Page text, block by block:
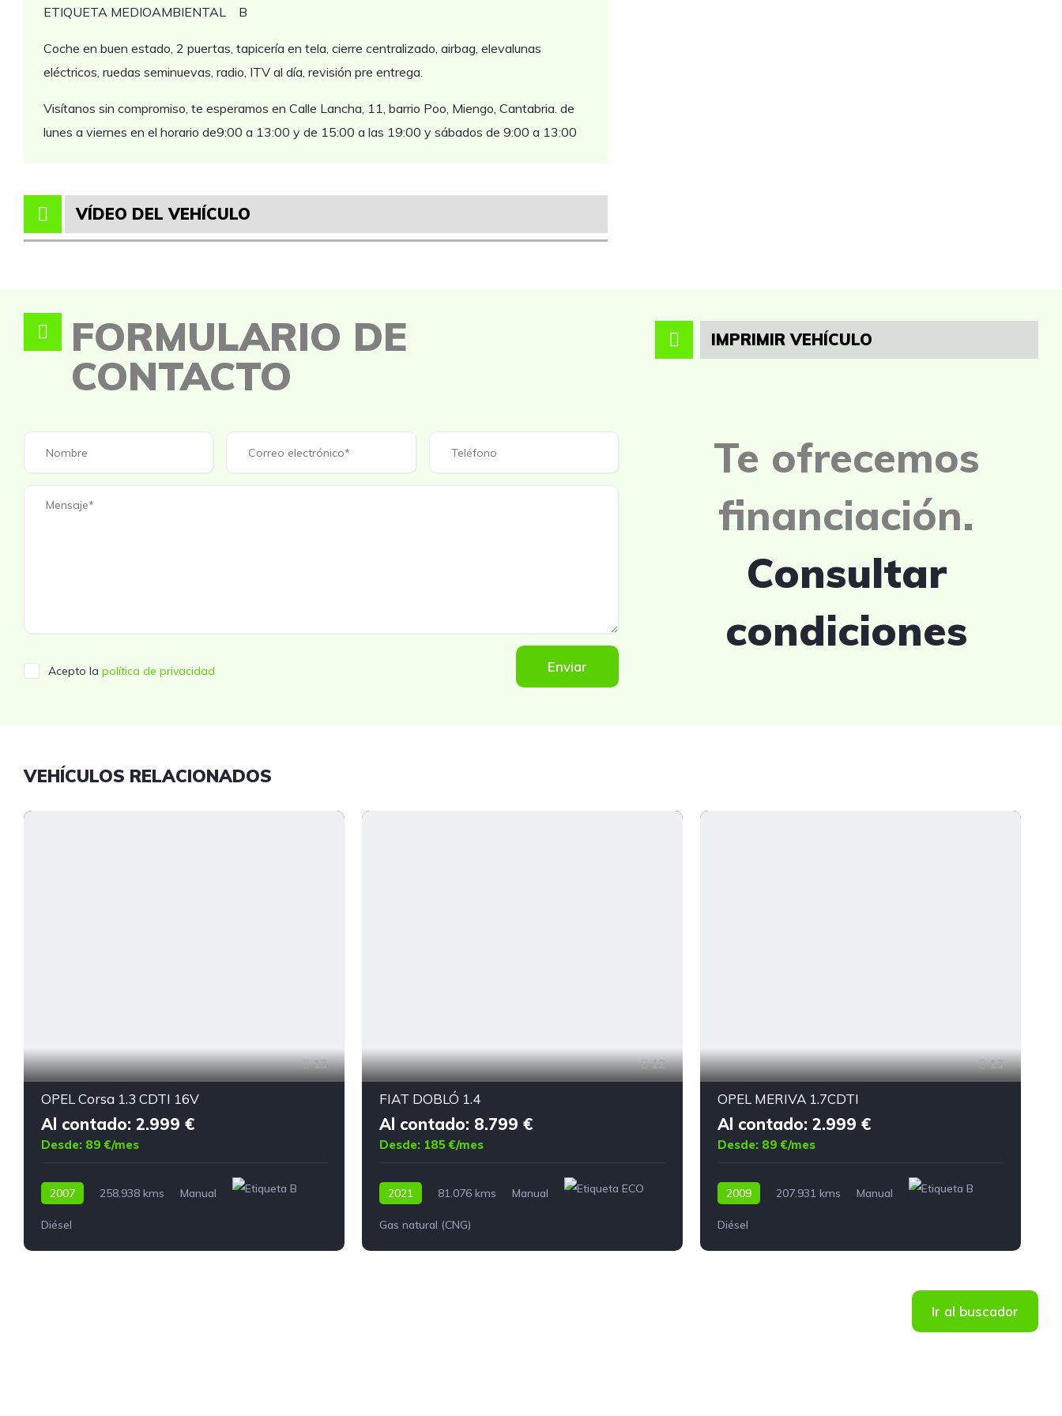
ETIQUETA MEDIOAMBIENTAL B
Coche en buen estado, 2 puertas, tapicería en tela, cierre centralizado, airbag, elevalunas
eléctricos, ruedas seminuevas, radio, ITV al día, revisión pre entrega.
Visítanos sin compromiso, te esperamos en Calle Lancha, 11, barrio Poo, Miengo, Cantabria. de
lunes a viernes en el horario de9:00 a 13:00 y de 15:00 a las 19:00 y sábados de 9:00 a 13:00
VÍDEO DEL VEHÍCULO
FORMULARIO DE
CONTACTO
Acepto la política de privacidad Enviar
IMPRIMIR VEHÍCULO
Te ofrecemos
financiación.
Consultar
condiciones
VEHÍCULOS RELACIONADOS
13
OPEL Corsa 1.3 CDTI 16V
Al contado: 2.999 €
Desde: 89 €/mes
2007 258.938 kms Manual
Diésel
12
FIAT DOBLÓ 1.4
Al contado: 8.799 €
Desde: 185 €/mes
2021 81.076 kms Manual
Gas natural (CNG)
13
OPEL MERIVA 1.7CDTI
Al contado: 2.999 €
Desde: 89 €/mes
2009 207.931 kms Manual
Diésel
Ir al buscador